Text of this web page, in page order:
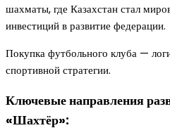
шахматы, где Казахстан стал
инвестиций в развитие федерации.
Покупка футбольного клуба —
спортивной стратегии.
Ключевые направления
«Шахтёр»: